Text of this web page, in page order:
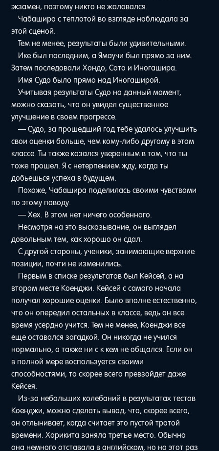
экзамен, поэтому никто не жаловался.
Чабашира с теплотой во взгляде наблюдала за
этой сценой.
Тем не менее, результаты были удивительными.
Ике был последним, а Ямаучи был прямо за ним.
Затем последовали Хондо, Сато и Иногашира.
Имя Судо было прямо над Иногаширой.
Учитывая результаты Судо на данный момент,
можно сказать, что он увидел существенное
улучшение в своем прогрессе.
— Судо, за прошедший год тебе удалось улучшить
свои оценки больше, чем кому-либо другому в этом
классе. Ты также казался уверенным в том, что ты
тоже прошел. Я с нетерпением жду, когда ты
добьешься успеха в будущем.
Похоже, Чабашира поделилась своими чувствами
по этому поводу.
— Хех. В этом нет ничего особенного.
Несмотря на это высказывание, он выглядел
довольным тем, как хорошо он сдал.
С другой стороны, ученики, занимающие верхние
позиции, почти не изменились.
Первым в списке результатов был Кейсей, а на
втором месте Коенджи. Кейсей с самого начала
получал хорошие оценки. Было вполне естественно,
что он опередил остальных в классе, ведь он все
время усердно учится. Тем не менее, Коенджи все
еще оставался загадкой. Он никогда не учился
нормально, а также ни с к кем не общался. Если он
в полной мере воспользуется своими
способностями, то скорее всего превзойдет даже
Кейсея.
Из-за небольших колебаний в результатах тестов
Коенджи, можно сделать вывод, что, скорее всего,
он отлынивает, когда считает это пустой тратой
времени. Хорикита заняла третье место. Обычно
она немного отставала в английском, но на этот раз